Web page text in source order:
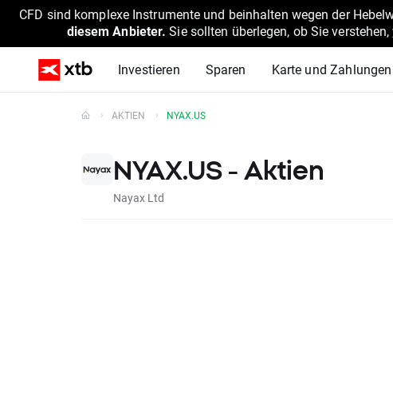
CFD sind komplexe Instrumente und beinhalten wegen der
diesem Anbieter. Sie sollten überlegen, ob Sie verstehen,
Investieren Sparen Karte und Zahlungen
AKTIEN NYAX.US
NYAX.US - Aktien
Nayax Ltd